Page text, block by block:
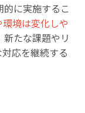
に実施するこ
境は変化しや
たな課題やリ
応を継続する